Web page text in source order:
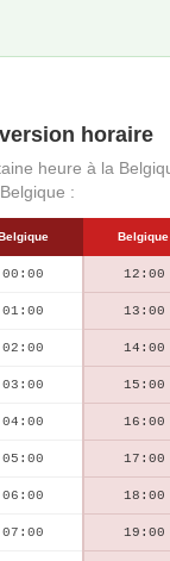
horaire
heure à la
:
Belgique
00:00 12:00
01:00 13:00
02:00 14:00
03:00 15:00
04:00 16:00
05:00 17:00
06:00 18:00
07:00 19:00